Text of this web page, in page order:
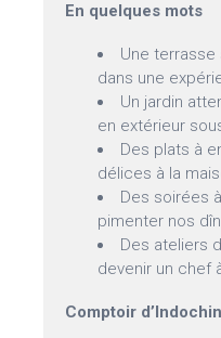
En quelques mots
Une
dans une
Un jardin
en extérieur
Des plats à
délices à la
Des soirées
pimenter nos
Des ateliers
devenir un chef
Comptoir